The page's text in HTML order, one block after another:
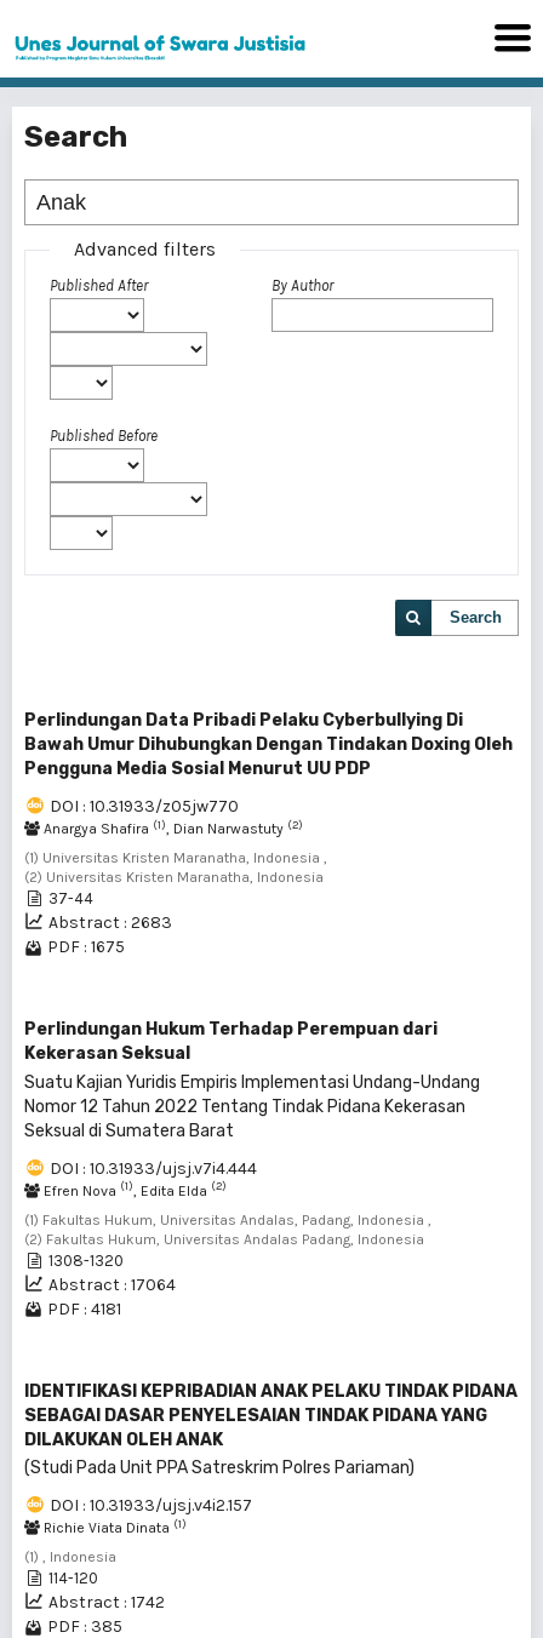
Search
Advanced filters
Published After
Published Before
By Author
Search
Perlindungan Data Pribadi Pelaku Cyberbullying Di
Bawah Umur Dihubungkan Dengan Tindakan Doxing Oleh
Pengguna Media Sosial Menurut UU PDP
DOI : 10.31933/z05jw770
Anargya Shafira (1), Dian Narwastuty (2)
(1) Universitas Kristen Maranatha, Indonesia ,
(2) Universitas Kristen Maranatha, Indonesia
37-44
Abstract : 2683
PDF : 1675
Perlindungan Hukum Terhadap Perempuan dari
Kekerasan Seksual
Suatu Kajian Yuridis Empiris Implementasi Undang-Undang
Nomor 12 Tahun 2022 Tentang Tindak Pidana Kekerasan
Seksual di Sumatera Barat
DOI : 10.31933/ujsj.v7i4.444
Efren Nova (1) , Edita Elda (2)
(1) Fakultas Hukum, Universitas Andalas, Padang, Indonesia ,
(2) Fakultas Hukum, Universitas Andalas Padang, Indonesia
1308-1320
Abstract : 17064
PDF : 4181
IDENTIFIKASI KEPRIBADIAN ANAK PELAKU TINDAK PIDANA
SEBAGAI DASAR PENYELESAIAN TINDAK PIDANA YANG
DILAKUKAN OLEH ANAK
(Studi Pada Unit PPA Satreskrim Polres Pariaman)
DOI : 10.31933/ujsj.v4i2.157
Richie Viata Dinata (1)
(1) , Indonesia
114-120
Abstract : 1742
PDF : 385